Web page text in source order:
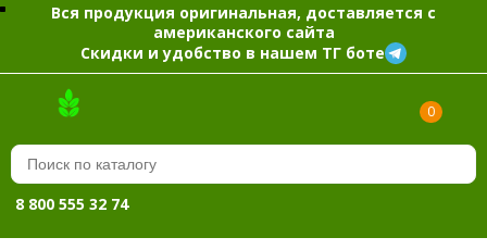
Вся продукция оригинальная, доставляется с
американского сайта
Скидки и удобство в нашем ТГ боте
0
8 800 555 32 74